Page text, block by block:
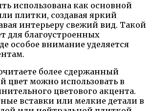
использована как основной
плитки, создавая яркий
интерьеру свежий вид. Такой
для благоустроенных
особое внимание уделяется
более сдержанный
цвет можно использовать в
цветового акцента.
вставки или мелкие детали в